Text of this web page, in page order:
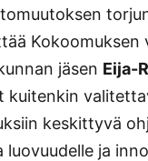
Kokoomuksen
jäsen Eija-
keskittyvä
ja